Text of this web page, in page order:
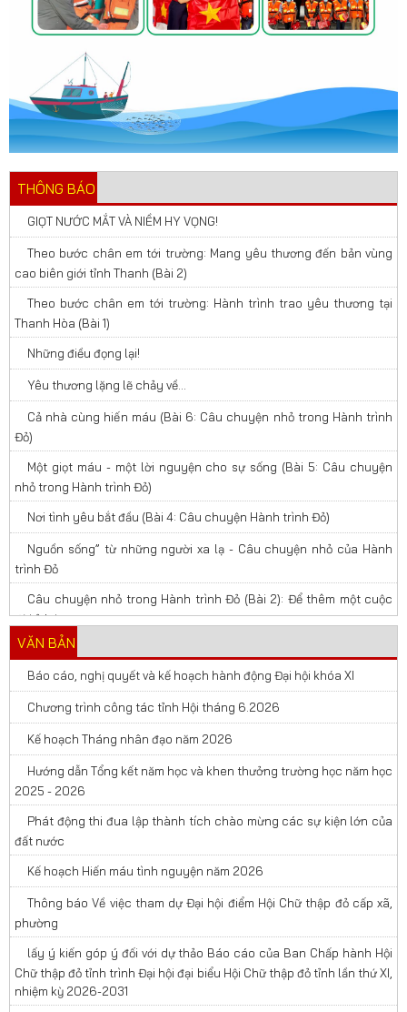
THÔNG BÁO
GIỌT NƯỚC MẮT VÀ NIỀM HY VỌNG!
Theo bước chân em tới trường: Mang yêu thương đến bản vùng
cao biên giới tỉnh Thanh (Bài 2)
Theo bước chân em tới trường: Hành trình trao yêu thương tại
Thanh Hòa (Bài 1)
Những điều đọng lại!
Yêu thương lặng lẽ chảy về…
Cả nhà cùng hiến máu (Bài 6: Câu chuyện nhỏ trong Hành trình
Đỏ)
Một giọt máu - một lời nguyện cho sự sống (Bài 5: Câu chuyện
nhỏ trong Hành trình Đỏ)
Nơi tình yêu bắt đầu (Bài 4: Câu chuyện Hành trình Đỏ)
Nguồn sống” từ những người xa lạ - Câu chuyện nhỏ của Hành
trình Đỏ
Câu chuyện nhỏ trong Hành trình Đỏ (Bài 2): Để thêm một cuộc
đời ở lại
VĂN BẢN
Báo cáo, nghị quyết và kế hoạch hành động Đại hội khóa XI
Chương trình công tác tỉnh Hội tháng 6.2026
Kế hoạch Tháng nhân đạo năm 2026
Hướng dẫn Tổng kết năm học và khen thưởng trường học năm học
2025 - 2026
Phát động thi đua lập thành tích chào mừng các sự kiện lớn của
đất nước
Kế hoạch Hiến máu tình nguyện năm 2026
Thông báo Về việc tham dự Đại hội điểm Hội Chữ thập đỏ cấp xã,
phường
lấy ý kiến góp ý đối với dự thảo Báo cáo của Ban Chấp hành Hội
Chữ thập đỏ tỉnh trình Đại hội đại biểu Hội Chữ thập đỏ tỉnh lần thứ XI,
nhiệm kỳ 2026-2031